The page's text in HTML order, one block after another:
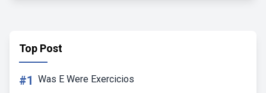
Top Post
#1 Was E Were Exercicios